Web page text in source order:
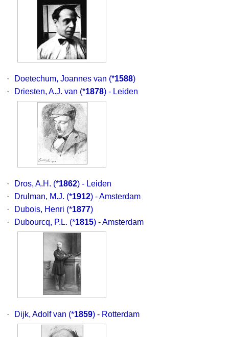
· Doetechum, Joannes van (*1588)
·
Driesten, A.J. van (*1878) - Leiden
· Dros, A.H. (*1862) - Leiden
·
Drulman, M.J. (*1912) - Amsterdam
·
Dubois, Henri (*1877)
·
Dubourcq, P.L. (*1815) - Amsterdam
· Dijk, Adolf van (*1859) - Rotterdam